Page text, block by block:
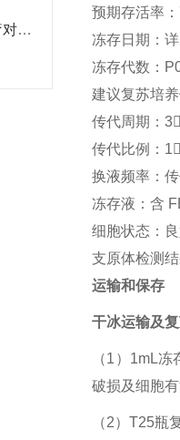
芪参益气滴丸联合西药治疗对稳定型心绞痛患者血清抵抗素水平的影响
预期存活率
冻存日期：
冻存代数：
建议复苏培
传代周期：
传代比例：
换液频率：
冻存液：含
细胞状态：
支原体检测
运输和保存
干冰运输及
（1）1mL
破损及细胞
（2）T25瓶